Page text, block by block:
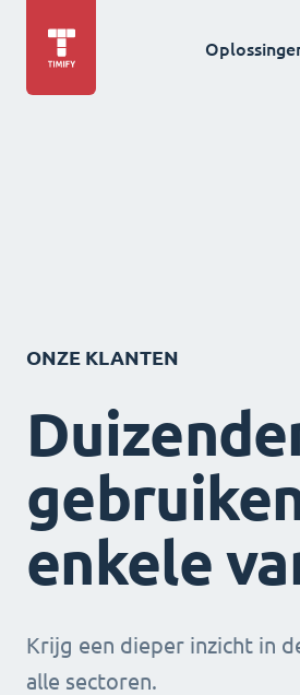
ONZE KLANTEN
enkele
Krijg een dieper inzicht in
alle sectoren.